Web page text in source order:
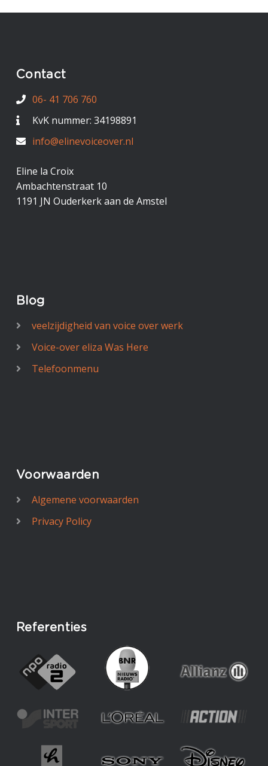
Contact
06- 41 706 760
KvK nummer: 34198891
info@elinevoiceover.nl
Eline la Croix
Ambachtenstraat 10
1191 JN Ouderkerk aan de Amstel
Blog
veelzijdigheid van voice over werk
Voice-over eliza Was Here
Telefoonmenu
Voorwaarden
Algemene voorwaarden
Privacy Policy
Referenties